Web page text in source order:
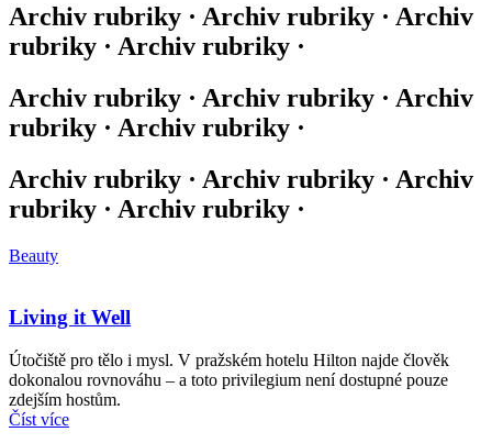
Archiv rubriky · Archiv rubriky · Archiv
rubriky · Archiv rubriky ·
Archiv rubriky · Archiv rubriky · Archiv
rubriky · Archiv rubriky ·
Archiv rubriky · Archiv rubriky · Archiv
rubriky · Archiv rubriky ·
Beauty
Living it Well
Útočiště pro tělo i mysl. V pražském hotelu Hilton najde člověk
dokonalou rovnováhu – a toto privilegium není dostupné pouze
zdejším hostům.
Číst více